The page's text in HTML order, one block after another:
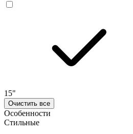
15"
Очистить все
Особенности
Стильные